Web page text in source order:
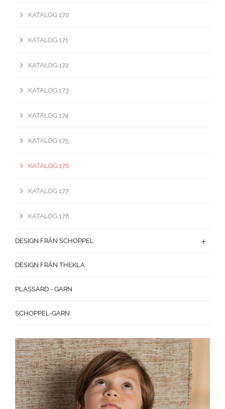
KATALOG 170
KATALOG 171
KATALOG 172
KATALOG 173
KATALOG 174
KATALOG 175
KATALOG 176
KATALOG 177
KATALOG 178
DESIGN FRÅN SCHOPPEL
DESIGN FRÅN THEKLA
PLASSARD - GARN
SCHOPPEL-GARN